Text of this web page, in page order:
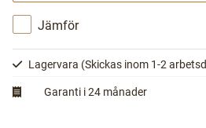
Jämför
Lagervara (Skickas inom 1-2
Garanti i 24 månader